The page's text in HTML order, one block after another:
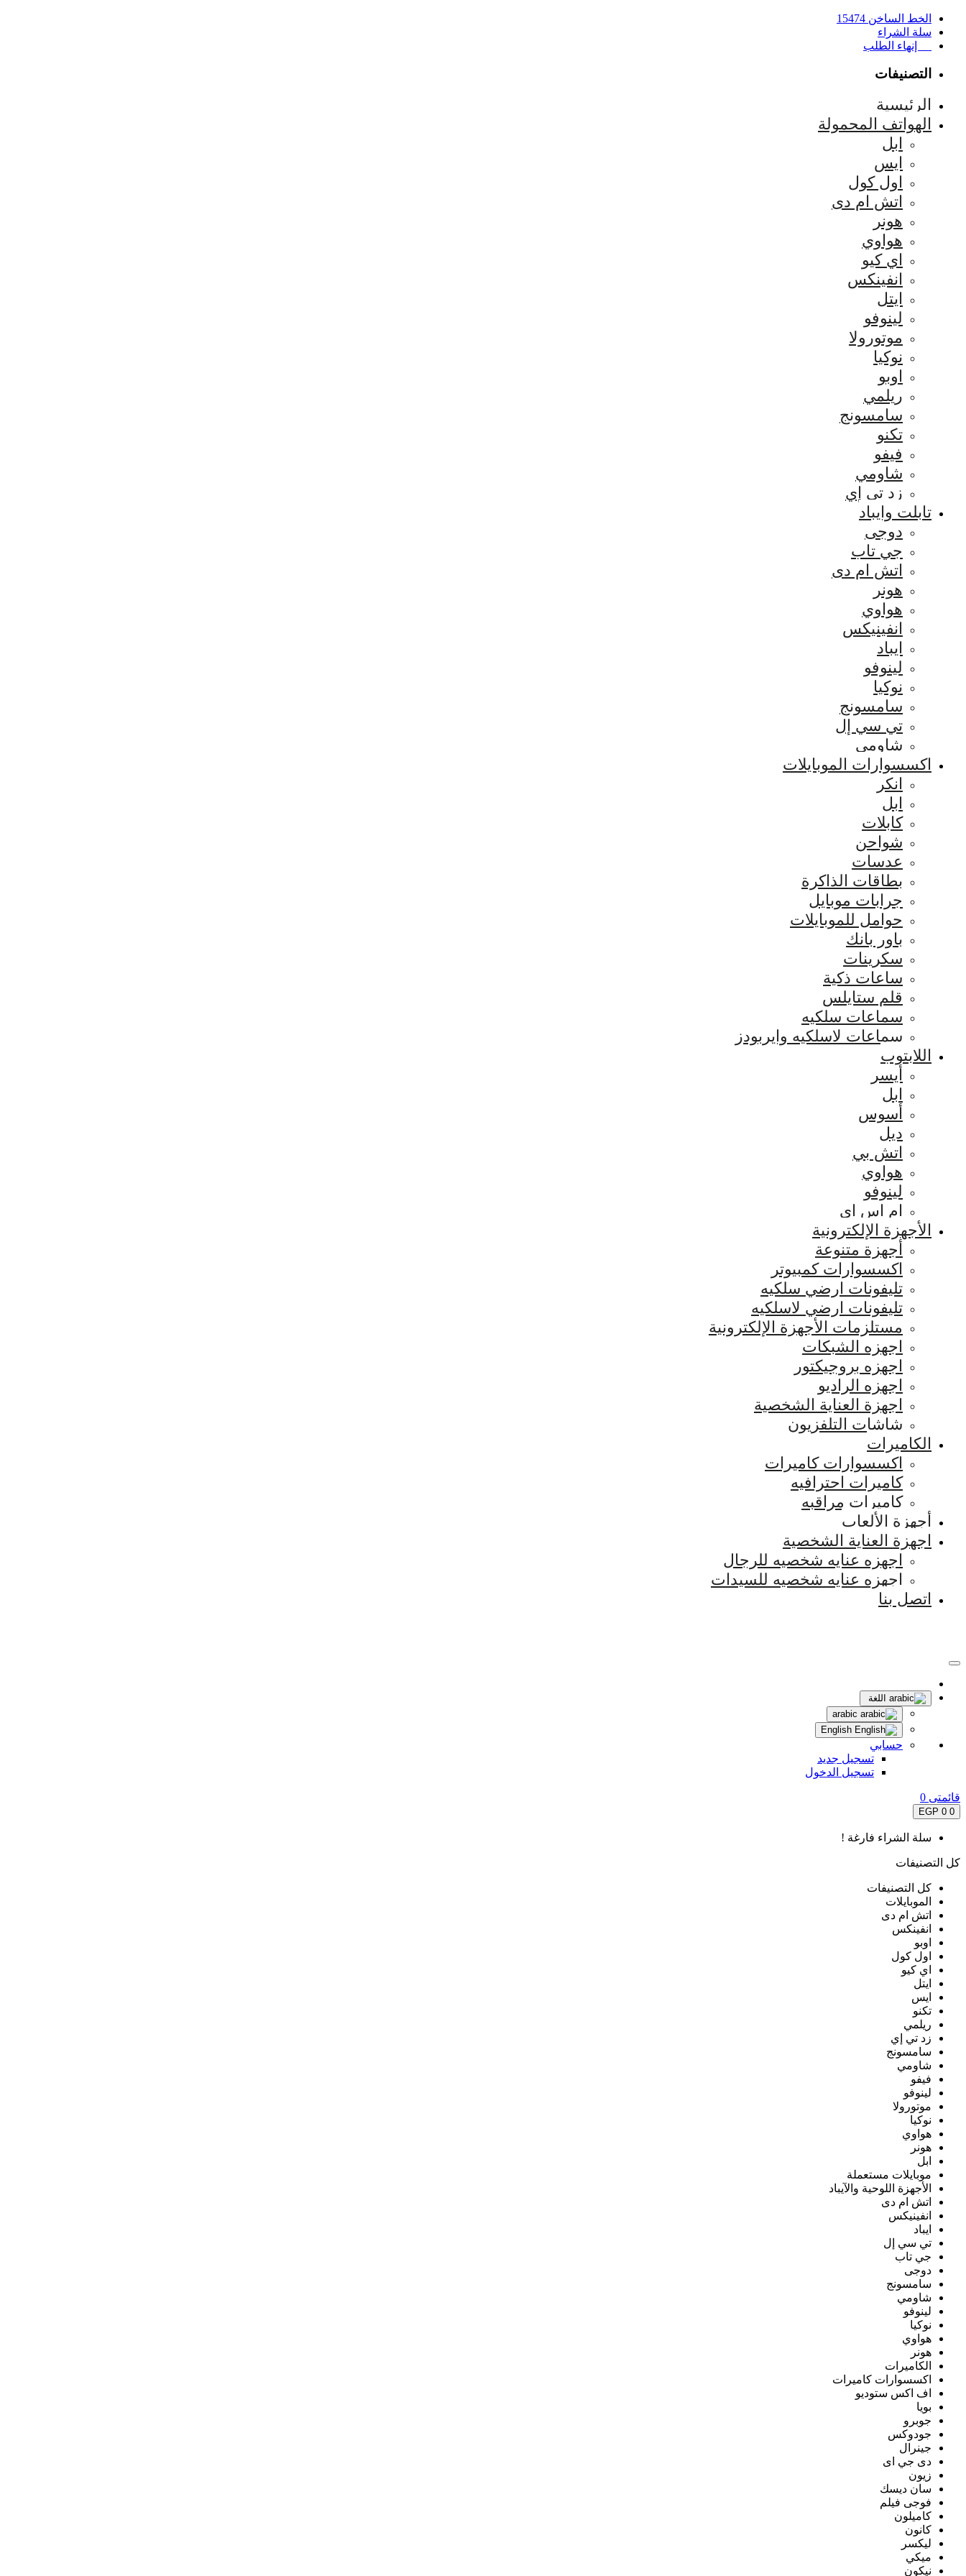
الخط الساخن 15474
سلة الشراء
إنهاء الطلب
التصنيفات
الرئيسية
الهواتف المحمولة
ابل
ايس
اول كول
اتش ام دى
هونر
هواوي
اي كيو
انفينكس
ايتل
لينوفو
موتورولا
نوكيا
اوبو
ريلمي
سامسونج
تكنو
فيفو
شاومي
زد تي إي
تابلت وايباد
دوجى
جي تاب
اتش ام دى
هونر
هواوي
انفينيكس
ايباد
لينوفو
نوكيا
سامسونج
تي سي إل
شاومي
اكسسوارات الموبايلات
انكر
ابل
كابلات
شواحن
عدسات
بطاقات الذاكرة
جرابات موبايل
حوامل للموبايلات
باور بانك
سكرينات
ساعات ذكية
قلم ستايلس
سماعات سلكيه
سماعات لاسلكيه وايربودز
اللابتوب
أيسر
ابل
أسوس
ديل
اتش بي
هواوي
لينوفو
ام اس اي
الأجهزة الإلكترونية
أجهزة متنوعة
اكسسوارات كمبيوتر
تليفونات ارضي سلكيه
تليفونات ارضي لاسلكيه
مستلزمات الأجهزة الإلكترونية
اجهزه الشبكات
اجهزه بروجيكتور
اجهزه الراديو
اجهزة العناية الشخصية
شاشات التلفزيون
الكاميرات
اكسسوارات كاميرات
كاميرات احترافيه
كاميرات مراقبه
أجهزة الألعاب
اجهزة العناية الشخصية
اجهزه عنايه شخصيه للرجال
اجهزه عنايه شخصيه للسيدات
اتصل بنا
اللغة
حسابي
تسجيل جديد
تسجيل الدخول
قائمتى 0
0
0 EGP
سلة الشراء فارغة !
كل التصنيفات
كل التصنيفات
الموبايلات
اتش ام دى
انفينكس
اوبو
اول كول
اي كيو
ايتل
ايس
تكنو
ريلمي
زد تي إي
سامسونج
شاومي
فيفو
لينوفو
موتورولا
نوكيا
هواوي
هونر
ابل
موبايلات مستعملة
الأجهزة اللوحية والآيباد
اتش ام دى
انفينيكس
ايباد
تي سي إل
جي تاب
دوجى
سامسونج
شاومي
لينوفو
نوكيا
هواوي
هونر
الكاميرات
اكسسوارات كاميرات
اف اكس ستوديو
بويا
جوبرو
جودوكس
جينرال
دى جي اى
زيون
سان ديسك
فوجى فيلم
كاميلون
كانون
ليكسر
ميكي
نيكون